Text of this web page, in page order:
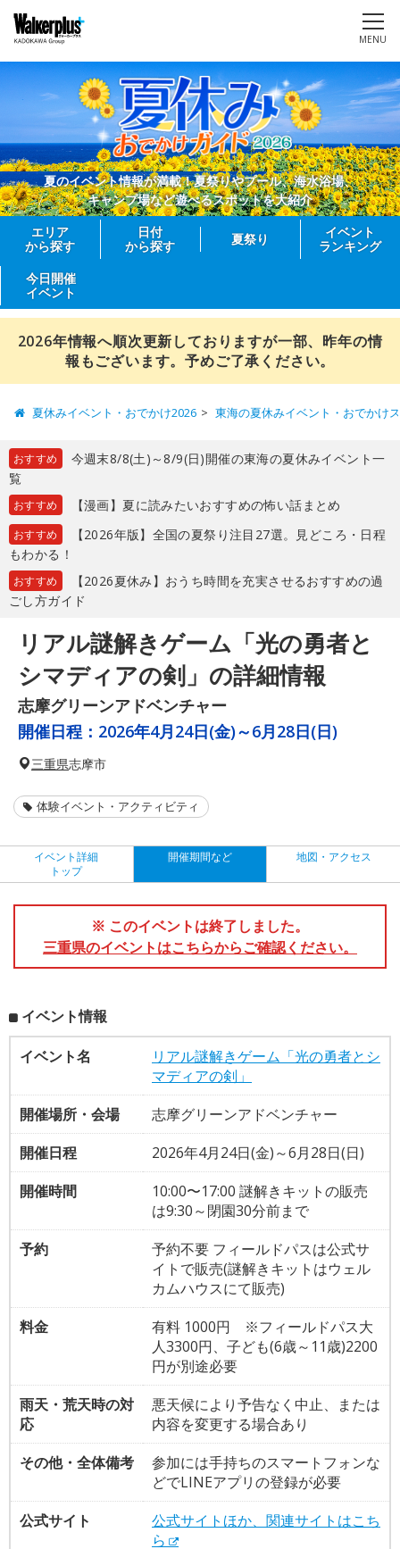
MENU
夏のイベント情報が満載！夏祭りやプール、海水浴場、
キャンプ場など遊べるスポットを大紹介
エリア
から探す
日付
から探す
夏祭り
イベント
ランキング
今日開催
イベント
2026年情報へ順次更新しておりますが一部、昨年の情
報もございます。予めご了承ください。
夏休みイベント・おでかけ2026 東海の夏休みイベント・おでかけ
おすすめ
今週末8/8(土)～8/9(日)開催の東海の夏休みイベント一
覧
おすすめ 【漫画】夏に読みたいおすすめの怖い話まとめ
おすすめ
【2026年版】全国の夏祭り注目27選。見どころ・日程
もわかる！
おすすめ
【2026夏休み】おうち時間を充実させるおすすめの過
ごし方ガイド
リアル謎解きゲーム「光の勇者と
シマディアの剣」の詳細情報
志摩グリーンアドベンチャー
開催日程： 2026年4月24日(金)～6月28日(日)
三重県志摩市
体験イベント・アクティビティ
イベント詳細
トップ
開催期間など 地図・アクセス
※ このイベントは終了しました。
三重県のイベントはこちらからご確認ください。
イベント情報
イベント名
リアル謎解きゲーム「光の勇者とシ
マディアの剣」
開催場所・会場
志摩グリーンアドベンチャー
開催日程
2026年4月24日(金)～6月28日(日)
開催時間
10:00〜17:00 謎解きキットの販売
は9:30～閉園30分前まで
予約
予約不要 フィールドパスは公式サ
イトで販売(謎解きキットはウェル
カムハウスにて販売)
料金
有料 1000円 ※フィールドパス大
人3300円、子ども(6歳～11歳)2200
円が別途必要
雨天・荒天時の対
応
悪天候により予告なく中止、または
内容を変更する場合あり
その他・全体備考
参加には手持ちのスマートフォンな
どでLINEアプリの登録が必要
公式サイト
公式サイトほか、関連サイトはこち
ら